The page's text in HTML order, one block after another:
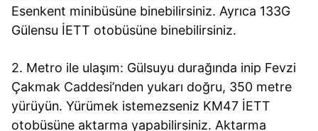
Esenkent minibüsüne binebilirsiniz. Ayrıca 133G
Gülensu İETT otobüsüne binebilirsiniz.
2. Metro ile ulaşım: Gülsuyu durağında inip Fevzi
Çakmak Caddesi’nden yukarı doğru, 350 metre
yürüyün. Yürümek istemezseniz KM47 İETT
otobüsüne aktarma yapabilirsiniz. Aktarma